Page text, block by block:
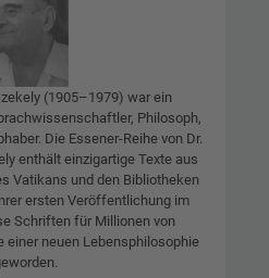
(1905–1979) war ein
Philosoph,
Die Essener-Reihe von Dr.
enthält einzigartige Texte aus
Vatikans und den Bibliotheken
ersten Veröffentlichung im
Schriften für Millionen von
einer neuen Lebensphilosophie